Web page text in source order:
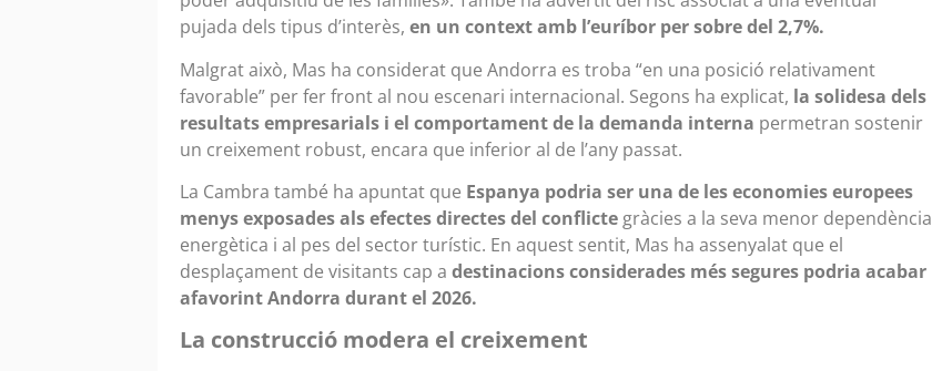
pujada dels tipus d’interès, en un context amb l’euríbor per sobre del 2,7%.
Malgrat això, Mas ha considerat que Andorra es troba “en una posició relativament
favorable” per fer front al nou escenari internacional. Segons ha explicat, la solidesa dels
resultats empresarials i el comportament de la demanda interna permetran sostenir
un creixement robust, encara que inferior al de l’any passat.
La Cambra també ha apuntat que Espanya podria ser una de les economies europees
menys exposades als efectes directes del conflicte gràcies a la seva menor dependència
energètica i al pes del sector turístic. En aquest sentit, Mas ha assenyalat que el
desplaçament de visitants cap a destinacions considerades més segures podria acabar
afavorint Andorra durant el 2026.
La construcció modera el creixement